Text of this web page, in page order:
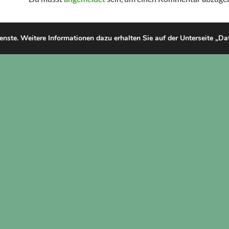
Weitere Informationen dazu erhalten Sie auf der Unterseite